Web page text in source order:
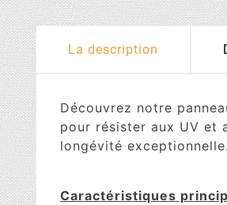
La description
Découvrez notre
pour résister aux UV et
longévité exceptionnelle.
Caractéristiques